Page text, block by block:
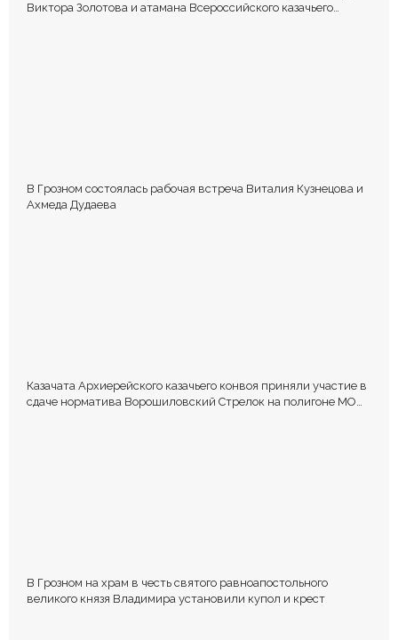
Виктора Золотова и атамана Всероссийского казачьего
В Грозном состоялась рабочая встреча Виталия Кузнецова и
Ахмеда Дудаева
Казачата Архиерейского казачьего конвоя приняли участие в
сдаче норматива Ворошиловский Стрелок на полигоне МО
В Грозном на храм в честь святого равноапостольного
великого князя Владимира установили купол и крест